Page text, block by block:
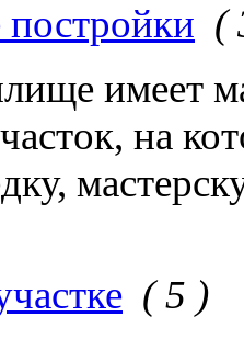
(
имеет
на
( 5 )